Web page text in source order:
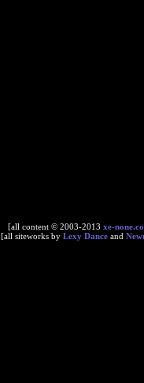
[all content © 2003-2013 xe-
[all siteworks by Lexy Danceand